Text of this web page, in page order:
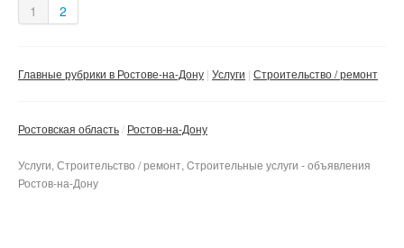
1 2
Главные рубрики в Ростове-на-Дону Услуги Строительство / ремонт
Ростовская область Ростов-на-Дону
Услуги, Строительство / ремонт, Cтроительные услуги - объявления
Ростов-на-Дону